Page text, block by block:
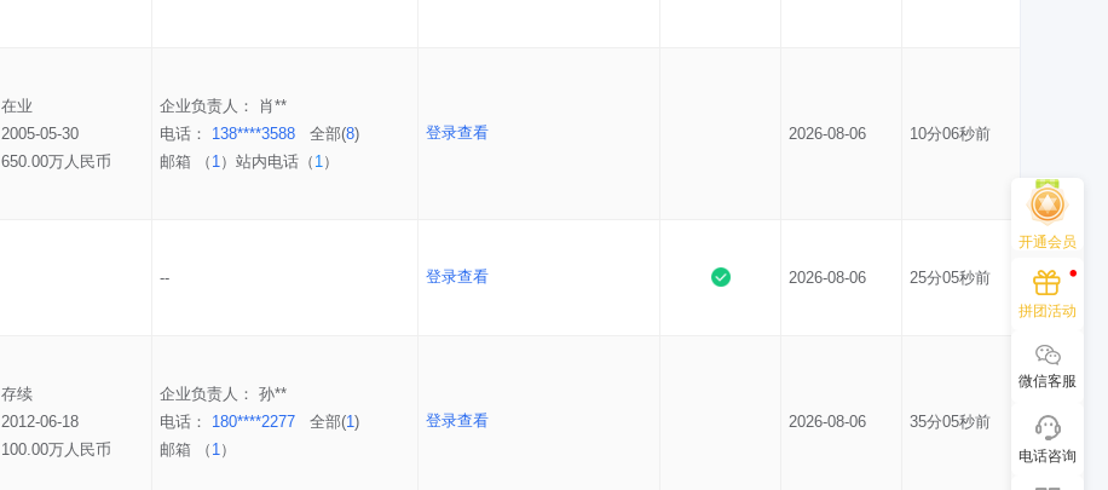
在业
2005-05-30
650.00万人民币
企业负责人： 肖**
电话： 138****3588 全部(8)
邮箱 （ 1） 站内电话（ 1）
登录查看 2026-08-06 10分06秒前
-- 登录查看 2026-08-06 25分05秒前
存续
2012-06-18
100.00万人民币
企业负责人： 孙**
电话： 180****2277 全部(1)
邮箱 （ 1）
登录查看 2026-08-06 35分05秒前
开通会员
拼团活动
微信客服
电话咨询